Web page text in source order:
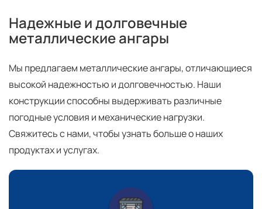
Надежные и долговечные
металлические ангары
Мы предлагаем металлические ангары, отличающиеся
высокой надежностью и долговечностью. Наши
конструкции способны выдерживать различные
погодные условия и механические нагрузки.
Свяжитесь с нами, чтобы узнать больше о наших
продуктах и услугах.